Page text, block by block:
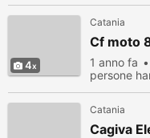
4
Catania
Cf moto
1 anno fa
persone
Catania
Cagiva